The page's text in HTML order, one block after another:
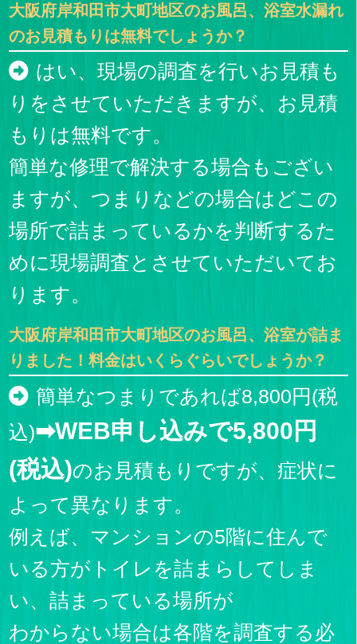
大阪府岸和田市大町地区のお風呂、浴室水漏れ
のお見積もりは無料でしょうか？
はい、現場の調査を行いお見積も
りをさせていただきますが、お見積
もりは無料です。
簡単な修理で解決する場合もござい
ますが、つまりなどの場合はどこの
場所で詰まっているかを判断するた
めに現場調査とさせていただいてお
ります。
大阪府岸和田市大町地区のお風呂、浴室が詰ま
りました！料金はいくらぐらいでしょうか？
簡単なつまりであれば8,800円(税
込)➡WEB申し込みで5,800円
(税込)のお見積もりですが、症状に
よって異なります。
例えば、マンションの5階に住んで
いる方がトイレを詰まらしてしま
い、詰まっている場所が
わからない場合は各階を調査する必